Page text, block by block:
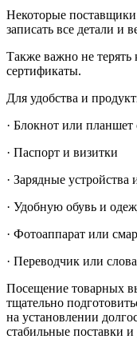
Некоторые поставщики
записать все детали и
Также важно не терять
сертификаты.
Для удобства и
· Блокнот или планшет
· Паспорт и визитки
· Зарядные
· Удобную обувь и
· Фотоаппарат или
· Переводчик или
Посещение товарных
тщательно
на установлении
стабильные поставки